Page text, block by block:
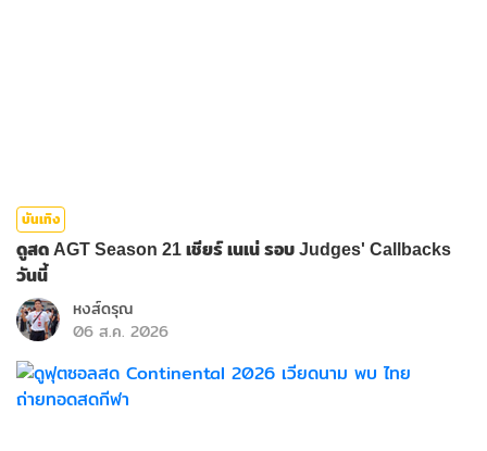
บันเทิง
ดูสด AGT Season 21 เชียร์ เนเน่ รอบ Judges' Callbacks
วันนี้
หงส์ดรุณ
06 ส.ค. 2026